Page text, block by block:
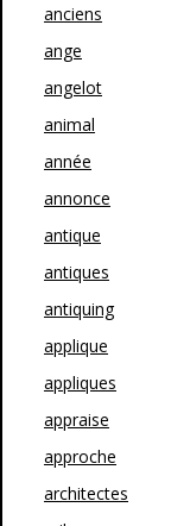
anciens
ange
angelot
animal
année
annonce
antique
antiques
antiquing
applique
appliques
appraise
approche
architectes